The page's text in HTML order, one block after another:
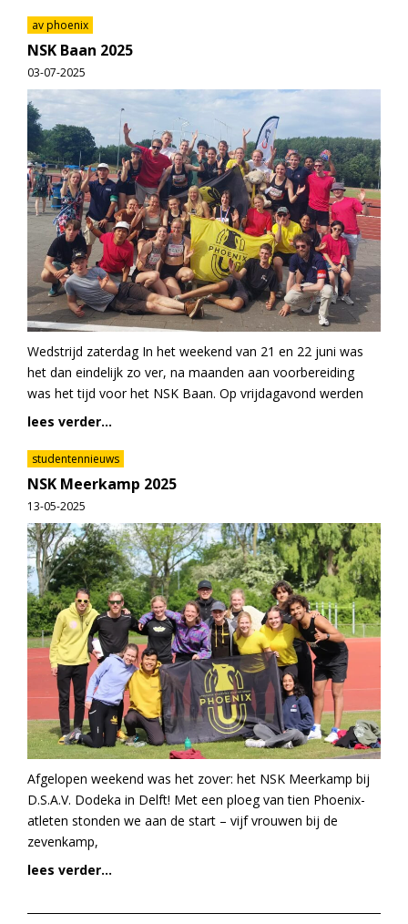
av phoenix
NSK Baan 2025
03-07-2025
Wedstrijd zaterdag In het weekend van 21 en 22 juni was
het dan eindelijk zo ver, na maanden aan voorbereiding
was het tijd voor het NSK Baan. Op vrijdagavond werden
lees verder...
studentennieuws
NSK Meerkamp 2025
13-05-2025
Afgelopen weekend was het zover: het NSK Meerkamp bij
D.S.A.V. Dodeka in Delft! Met een ploeg van tien Phoenix-
atleten stonden we aan de start – vijf vrouwen bij de
zevenkamp,
lees verder...